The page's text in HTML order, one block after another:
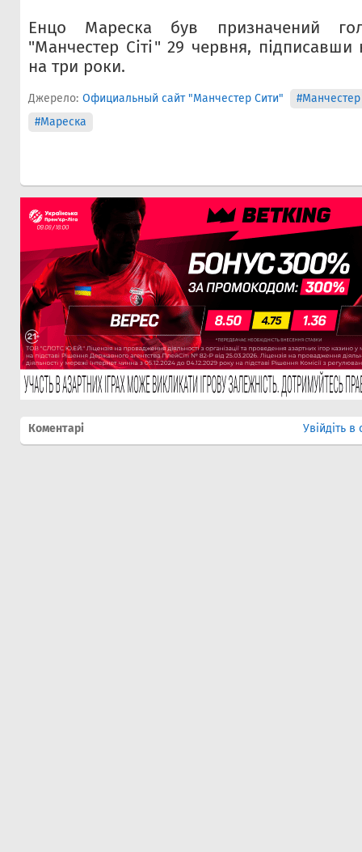
Енцо Мареска був призначений
"Манчестер Сіті" 29 червня, підписавши
на три роки.
Джерело: Официальный сайт "Манчестер Сити"
#Манчестер
#Мареска
Коментарі Увійдіть в